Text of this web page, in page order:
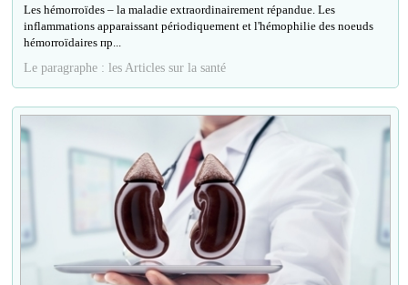
Les hémorroïdes – la maladie extraordinairement répandue. Les
inflammations apparaissant périodiquement et l'hémophilie des noeuds
hémorroïdaires пр...
Le paragraphe : les Articles sur la santé